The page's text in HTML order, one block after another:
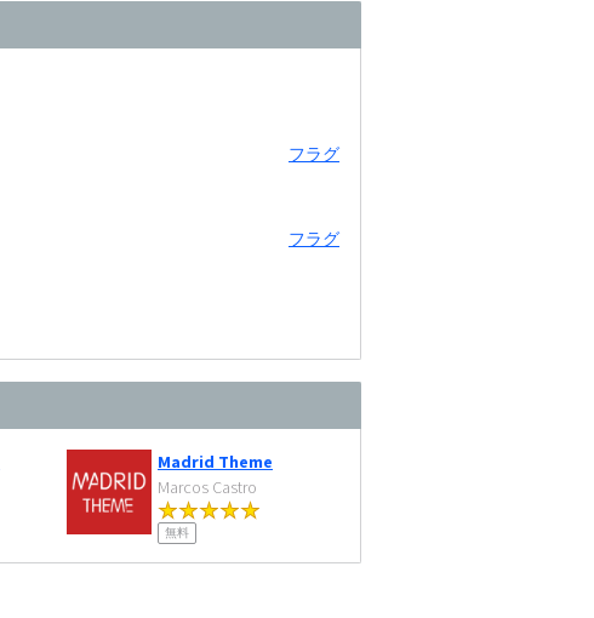
フラグ
フラグ
Madrid Theme
Marcos Castro
無料